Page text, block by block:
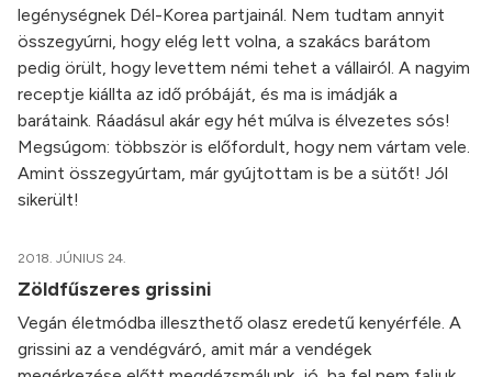
legénységnek Dél-Korea partjainál. Nem tudtam annyit
összegyúrni, hogy elég lett volna, a szakács barátom
pedig örült, hogy levettem némi tehet a vállairól. A nagyim
receptje kiállta az idő próbáját, és ma is imádják a
barátaink. Ráadásul akár egy hét múlva is élvezetes sós!
Megsúgom: többször is előfordult, hogy nem vártam vele.
Amint összegyúrtam, már gyújtottam is be a sütőt! Jól
sikerült!
2018. JÚNIUS 24.
Zöldfűszeres grissini
Vegán életmódba illeszthető olasz eredetű kenyérféle. A
grissini az a vendégváró, amit már a vendégek